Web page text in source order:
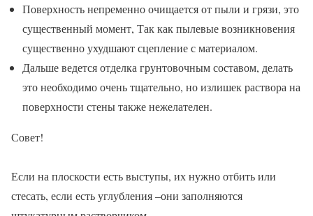
Поверхность непременно очищается от пыли и грязи, это
существенный момент, Так как пылевые возникновения
существенно ухудшают сцепление с материалом.
Дальше ведется отделка грунтовочным составом, делать
это необходимо очень тщательно, но излишек раствора на
поверхности стены также нежелателен.
Совет!
Если на плоскости есть выступы, их нужно отбить или
стесать, если есть углубления –они заполняются